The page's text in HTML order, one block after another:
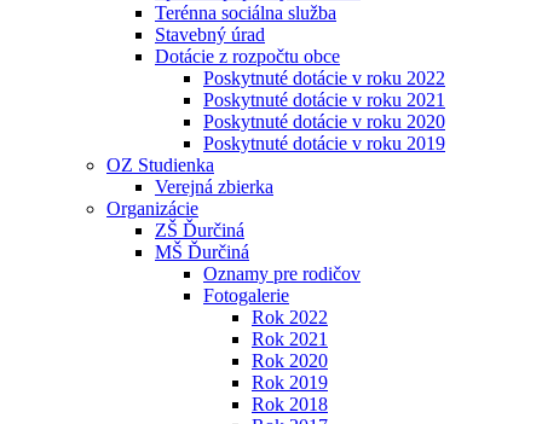
Terénna sociálna služba
Stavebný úrad
Dotácie z rozpočtu obce
Poskytnuté dotácie v roku 2022
Poskytnuté dotácie v roku 2021
Poskytnuté dotácie v roku 2020
Poskytnuté dotácie v roku 2019
OZ Studienka
Verejná zbierka
Organizácie
ZŠ Ďurčiná
MŠ Ďurčiná
Oznamy pre rodičov
Fotogalerie
Rok 2022
Rok 2021
Rok 2020
Rok 2019
Rok 2018